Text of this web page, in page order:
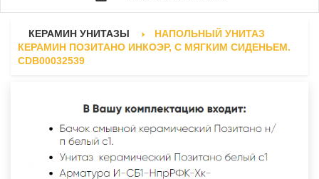
КЕРАМИН УНИТАЗЫ
НАПОЛЬНЫЙ УНИТАЗ
КЕРАМИН ПОЗИТАНО ИНКОЭР, С МЯГКИМ СИДЕНЬЕМ.
CDB00032539